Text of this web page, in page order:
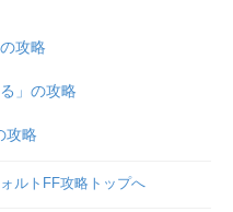
攻略
」の攻略
攻略
ルトFF攻略トップへ